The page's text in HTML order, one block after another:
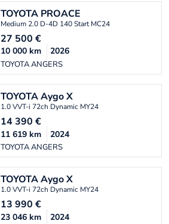
TOYOTA PROACE
Medium 2.0 D-4D 140 Start MC24
27 500 €
TOYOTA ANGERS
10 000 km 2026
TOYOTAAygo X
1.0 VVT-i 72ch Dynamic MY24
14 390 €
TOYOTA ANGERS
11 619 km 2024
TOYOTAAygo X
1.0 VVT-i 72ch Dynamic MY24
13 990 €
23 046 km 2024